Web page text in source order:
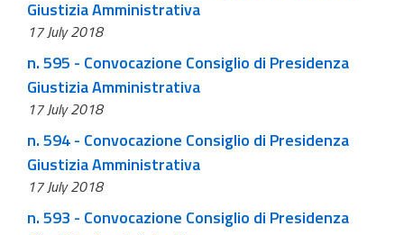
Giustizia Amministrativa
17 July 2018
n. 595 - Convocazione Consiglio di Presidenza
Giustizia Amministrativa
17 July 2018
n. 594 - Convocazione Consiglio di Presidenza
Giustizia Amministrativa
17 July 2018
n. 593 - Convocazione Consiglio di Presidenza